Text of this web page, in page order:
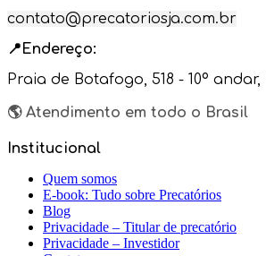
contato@precatoriosja.com.br
📍Endereço:
Praia de Botafogo, 518 - 10º
🌎 Atendimento em todo o Brasil
Institucional
Quem somos
E-book: Tudo sobre Precatórios
Blog
Privacidade – Titular de precatório
Privacidade – Investidor